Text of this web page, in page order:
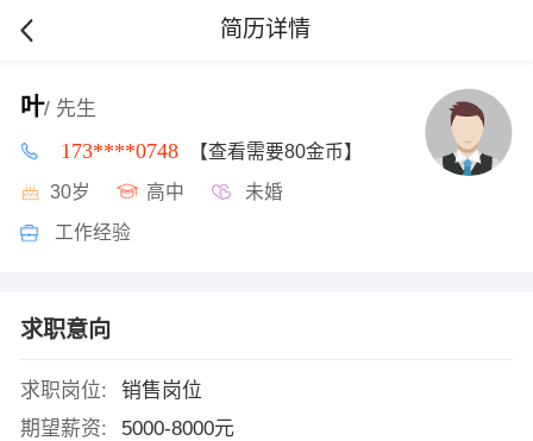
简历详情
叶/ 先生
173****0748 【查看需要80金币】
30岁 高中 未婚
工作经验
求职意向
求职岗位:
销售岗位
期望薪资:
5000-8000元